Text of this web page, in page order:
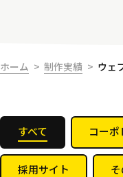
ホーム 制作実績 ウェ
すべて コーポ
採用サイト